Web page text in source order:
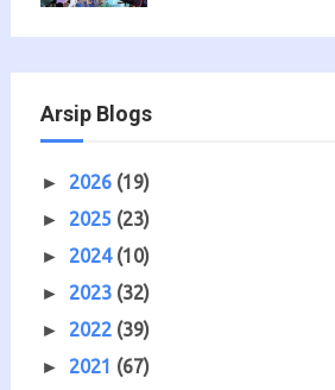
Arsip Blogs
► 2026 (19)
► 2025 (23)
► 2024 (10)
► 2023 (32)
► 2022 (39)
► 2021 (67)